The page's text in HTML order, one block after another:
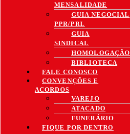
MENSALIDADE
GUIA NEGOCIAL
PPR/PRL
GUIA
SINDICAL
HOMOLOGAÇÃO
BIBLIOTECA
FALE CONOSCO
CONVENÇÕES E
ACORDOS
VAREJO
ATACADO
FUNERÁRIO
FIQUE POR DENTRO